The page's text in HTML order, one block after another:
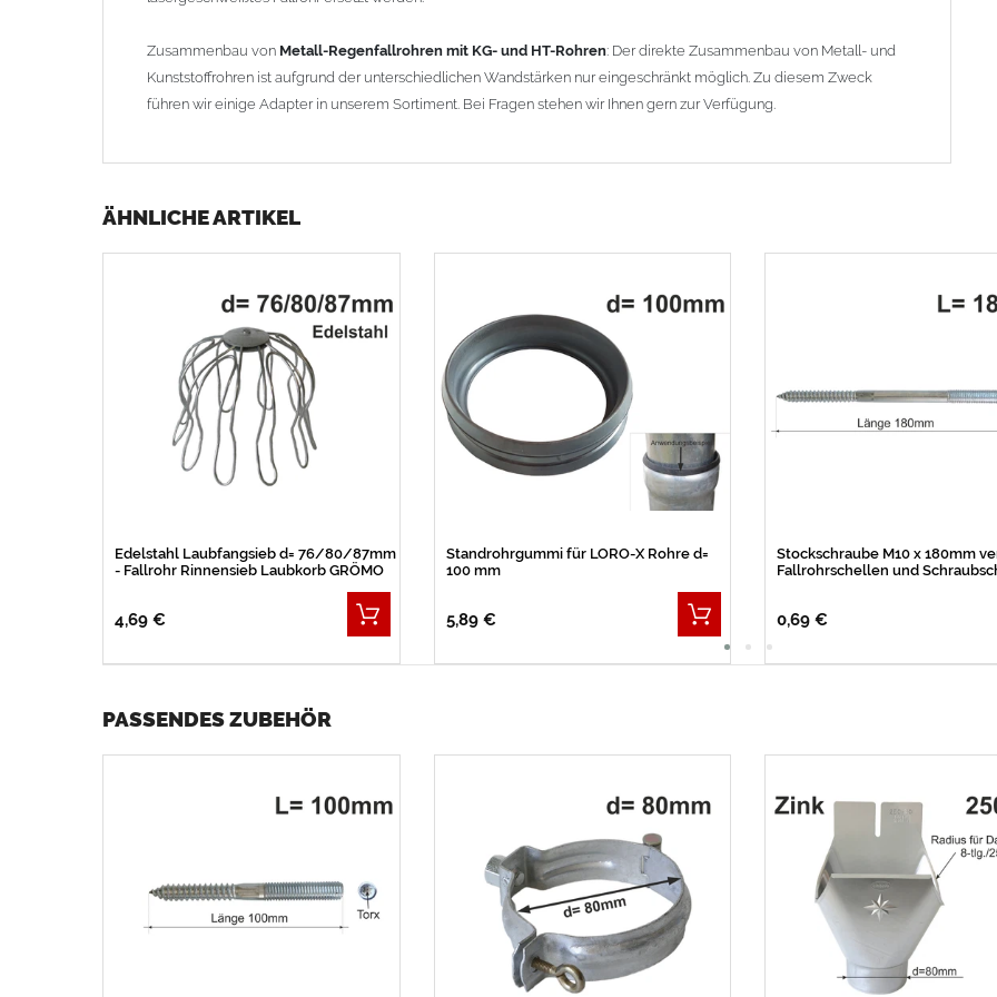
Zusammenbau von Metall-Regenfallrohren mit KG- und HT-Rohren: Der direkte Zusammenbau von Metall- und
Kunststoffrohren ist aufgrund der unterschiedlichen Wandstärken nur eingeschränkt möglich. Zu diesem Zweck
führen wir einige Adapter in unserem Sortiment. Bei Fragen stehen wir Ihnen gern zur Verfügung.
ÄHNLICHE ARTIKEL
Edelstahl Laubfangsieb d= 76/80/87mm
- Fallrohr Rinnensieb Laubkorb GRÖMO
4,69 €
Standrohrgummi für LORO-X Rohre d=
100 mm
5,89 €
Stockschraube M10 x 180mm
Fallrohrschellen und
0,69 €
PASSENDES ZUBEHÖR